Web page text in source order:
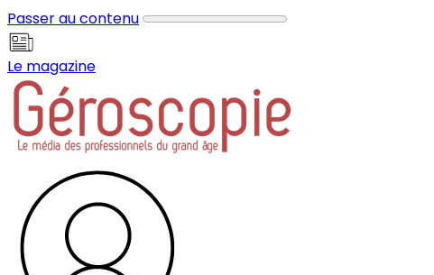
Passer au contenu
Le magazine
Panneau de gestion des cookies